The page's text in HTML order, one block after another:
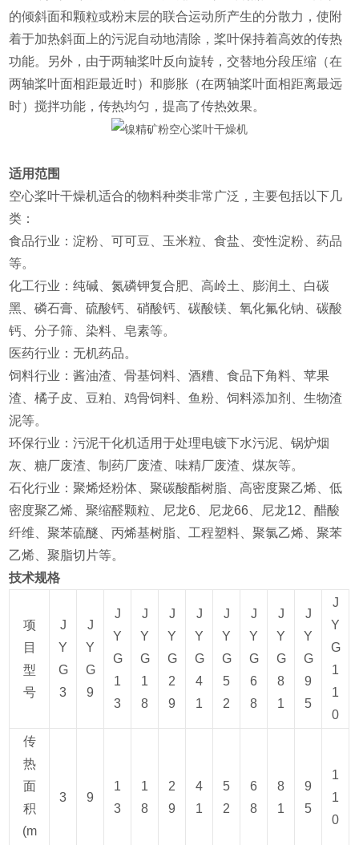
的倾斜面和颗粒或粉末层的联合运动所产生的分散力，使附
着于加热斜面上的污泥自动地清除，桨叶保持着高效的传热
功能。另外，由于两轴桨叶反向旋转，交替地分段压缩（在
两轴桨叶面相距最近时）和膨胀（在两轴桨叶面相距离最远
时）搅拌功能，传热均匀，提高了传热效果。
适用范围
‌空心桨叶干燥机适合的物料种类非常广泛，主要包括以下几
类‌：
‌食品行业‌：淀粉、可可豆、玉米粒、食盐、变性淀粉、药品
等‌。
‌化工行业‌：纯碱、氮磷钾复合肥、高岭土、膨润土、白碳
黑、磷石膏、硫酸钙、硝酸钙、碳酸镁、氧化氟化钠、碳酸
钙、分子筛、染料、皂素等‌。
‌医药行业‌：无机药品‌。
‌饲料行业‌：酱油渣、骨基饲料、酒糟、食品下角料、苹果
渣、橘子皮、豆粕、鸡骨饲料、鱼粉、饲料添加剂、生物渣
泥等‌。
‌环保行业‌：污泥干化机适用于处理电镀下水污泥、锅炉烟
灰、糖厂废渣、制药厂废渣、味精厂废渣、煤灰等‌。
‌石化行业‌：聚烯烃粉体、聚碳酸酯树脂、高密度聚乙烯、低
密度聚乙烯、聚缩醛颗粒、尼龙6、尼龙66、尼龙12、醋酸
纤维、聚苯硫醚、丙烯基树脂、工程塑料、聚氯乙烯、聚苯
乙烯、聚脂切片等‌。
技术规格
项
目
型
号
J
Y
G
3
J
Y
G
9
J
Y
G
1
3
J
Y
G
1
8
J
Y
G
2
9
J
Y
G
4
1
J
Y
G
5
2
J
Y
G
6
8
J
Y
G
8
1
J
Y
G
9
5
J
Y
G
1
1
0
传
热
面
积
(m
3 9
1
3
1
8
2
9
4
1
5
2
6
8
8
1
9
5
1
1
0